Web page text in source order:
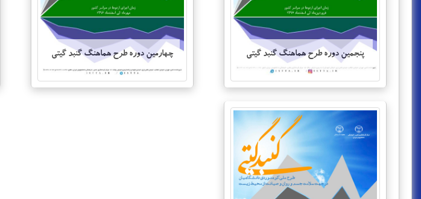
پنجمین دوره طرح هماهنگ گنبد گیتی چهارمین دوره طرح هماهنگ گنبد گیتی